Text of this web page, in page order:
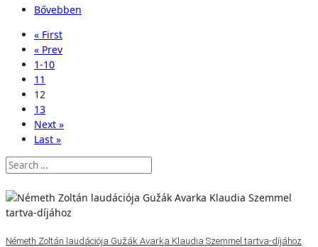
Bővebben
« First
« Prev
1-10
11
12
13
Next »
Last »
Németh Zoltán laudációja Gužák Avarka Klaudia Szemmel tartva-díjához